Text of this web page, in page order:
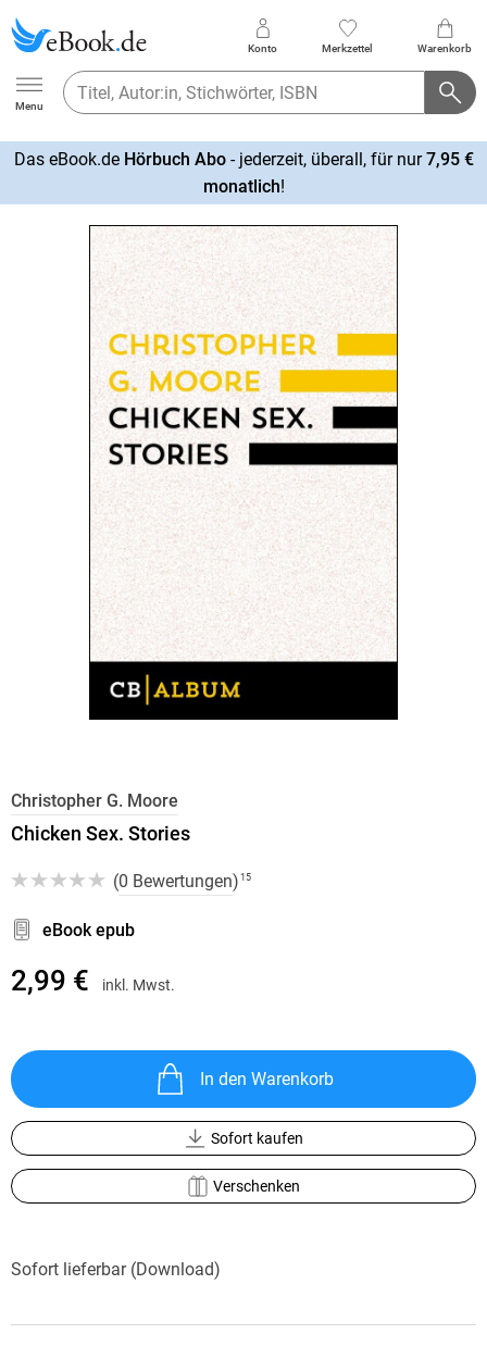
Ebook.de
Menu
Konto Merkzettel Warenkorb
Das eBook.de Hörbuch Abo- jederzeit, überall, für nur7,95 €
monatlich!
Christopher G. Moore
Chicken Sex. Stories
(0 Bewertungen) 15
eBook epub
2,99 € inkl. Mwst.
In den Warenkorb
Sofort kaufen
Verschenken
Sofort lieferbar (Download)